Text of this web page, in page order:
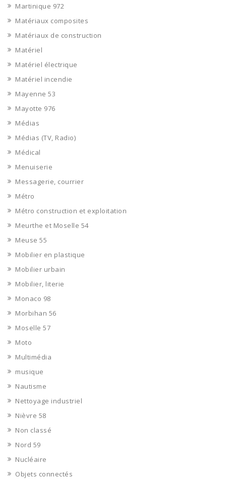
Martinique 972
Matériaux composites
Matériaux de construction
Matériel
Matériel électrique
Matériel incendie
Mayenne 53
Mayotte 976
Médias
Médias (TV, Radio)
Médical
Menuiserie
Messagerie, courrier
Métro
Métro construction et exploitation
Meurthe et Moselle 54
Meuse 55
Mobilier en plastique
Mobilier urbain
Mobilier, literie
Monaco 98
Morbihan 56
Moselle 57
Moto
Multimédia
musique
Nautisme
Nettoyage industriel
Nièvre 58
Non classé
Nord 59
Nucléaire
Objets connectés